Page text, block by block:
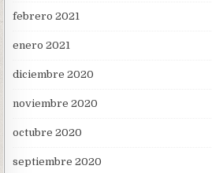
febrero 2021
enero 2021
diciembre 2020
noviembre 2020
octubre 2020
septiembre 2020